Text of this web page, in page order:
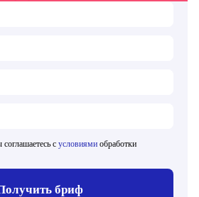
с условиями обработки
бриф